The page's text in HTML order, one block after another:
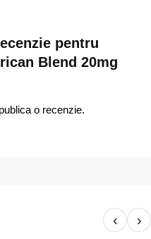
pentru
Blend 20mg
o recenzie.
‹ ›